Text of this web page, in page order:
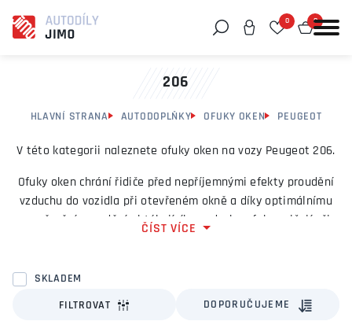
0 0
206
HLAVNÍ STRANA AUTODOPLŇKY OFUKY OKEN PEUGEOT
V této kategorii naleznete ofuky oken na vozy Peugeot 206.
Ofuky oken chrání řidiče před nepříjemnými efekty proudění
vzduchu do vozidla při otevřeném okně a díky optimálnímu
usměrnění proudění obtékajícího vzduchu ofuky snižují při
ČÍST VÍCE
SKLADEM
FILTROVAT DOPORUČUJEME